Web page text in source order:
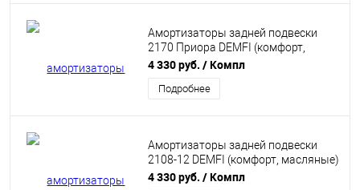
Амортизаторы задней подвески
2170 Приора DEMFI (комфорт,
масляные) 2шт SRC7000
4 330 руб. / Компл
Подробнее
Амортизаторы задней подвески
2108-12 DEMFI (комфорт, масляные)
2шт SRC0800
4 330 руб. / Компл